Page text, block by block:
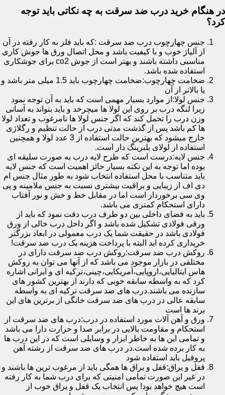
در هنگام خرید درب ضد سرقت به چه نکاتی باید توجه
کرد؟
جنس چهارچوب درب ضد سرقت :که باید فلز به کار رفته در آن
از آلیاژ خوب و با کیفیت باشد و محل اتصال ورق ها جوش کاری
مناسبی داشته باشند و بهتر است از جوش co2 برای جوشکاری
استفاده شده باشد.
ضخامت چهارچوب:ضخامت چهارچوب باید 1.5 میلی متر باشد و
یا بالاتر از آن
جنس لولا:از موارد بسیار مهمی است که باید به آن توجه نمود
زیرا لنگه درب بر روی این لولا ها میچرخد و باید بتواند به آسانی
وزن درب را تحمل کند که اگر جنس لولا ها نامرغوب و تعداد لولا
ها کم باشد پس از گذشت مدتی درب از حالت تنظیم و رگلاژی
خارج میشود که بهترین حالت استفاده از 3 عدد لولا و همچنین
استفاده از لولای بلبرینگ دار است.
جنس لایه:درست است که طرح لایه درب به صورت سلیقه ای
بوده اما توجه به این نکته بسیار حائز اهمیت است که جنس لایه
باید متناسب با محل استفاده انتخاب شود به طور مثال جنس ام
دی اف از زیبایی و براقیت بیشتری نسبت به جنس ملامینه و پی
وی سی برخوردار است اما در مقابل خط و خش و نور آفتاب
دارای استحکام کمتری می باشد.
باید به فضای داخلی بین دو طرف درب دقت نمود که باید از
ورقی فولادی تشکیل شده باشد و اگر داخل درب خالی از ورق
فولادی باشد در حقیقت شما یک درب معمولی در ابعاد بزرگتر
خریداری کرده اید البته با پرداخت هزینه یک درب ضد سرقت!
روکش درب ضد سرقت:روکش درب ضد سرقت دارای در
مختلفی در بازار موجود می باشد که از آنها می توان به روکش
هاس ایتالیایی،اروپایی،آمریکایی،چینی،ترکیه ای و ایرانی اشاره
کرد که به واسطه سابقه خوبی که دارند از بهترین کشور های
سازنده می باشند.درب های ضد سرقت ترکیه ای به واسطه
سابقه عالی در درب های ضد سرقت خانگی از برترین های این
برند ها است
ورق و آهن آلات مورد استفاده در درب:درب های ضد سرقت از
استحکام و مقاومت بالایی در برابر صدا و حرارت دارا می باشد
و تمامی این ها به خاطر ابزار و وسایلی است که در این درب ها
به کار برده شده است.در درب های ضد سرقت از رشته آهن
پروفیل باید استفاده شود
قفل و یراق:قفل و یراق ها همگی باید از مرغوب ترین ها باشند و
در غیر این صورت تمامی امنیتی که برای درب شما به کار رفته
است هیچ خواهد بود! پس انتخاب یک قفل و یراق خوب از